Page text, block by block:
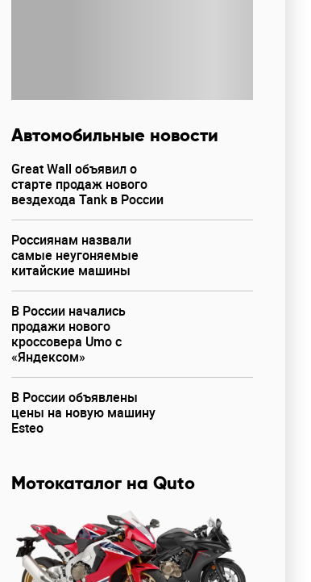
Автомобильные новости
Great Wall объявил о
старте продаж нового
вездехода Tank в России
Россиянам назвали
самые неугоняемые
китайские машины
В России начались
продажи нового
кроссовера Umo с
«Яндексом»
В России объявлены
цены на новую машину
Esteo
Мотокаталог на Quto